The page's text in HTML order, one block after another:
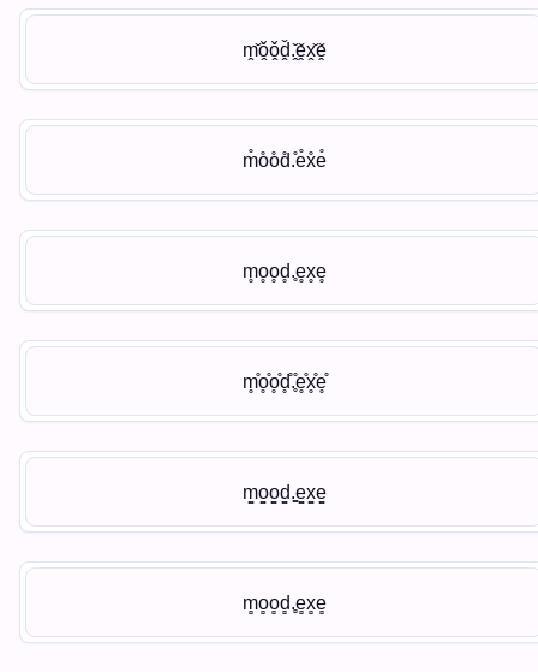
m̭̌ǒ̭ǒ̭ḓ̌.̭̌ḙ̌x̭̌ḙ̌
m̊o̊o̊d̊.̊e̊x̊e̊
m̥o̥o̥d̥.̥e̥x̥e̥
m̥̊o̥̊o̥̊d̥̊.̥̊e̥̊x̥̊e̥̊
m͚o͚o͚d͚.͚e͚x͚e͚
m̻o̻o̻d̻.̻e̻x̻e̻